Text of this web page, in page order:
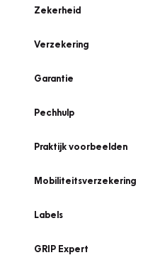
Zekerheid
Verzekering
Garantie
Pechhulp
Praktijk voorbeelden
Mobiliteitsverzekering
Labels
GRIP Expert